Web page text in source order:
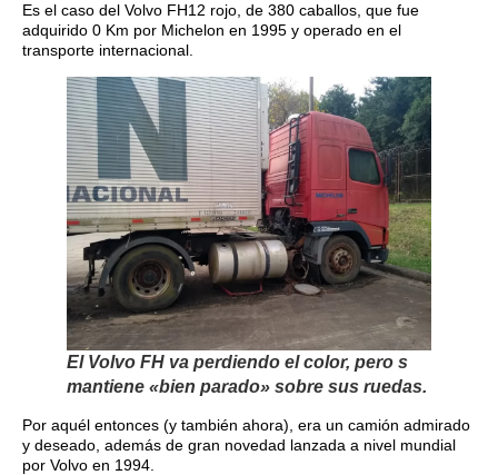
Es el caso del Volvo FH12 rojo, de 380 caballos, que fue
adquirido 0 Km por Michelon en 1995 y operado en el
transporte internacional.
El Volvo FH va perdiendo el color, pero s
mantiene «bien parado» sobre sus ruedas.
Por aquél entonces (y también ahora), era un camión admirado
y deseado, además de gran novedad lanzada a nivel mundial
por Volvo en 1994.